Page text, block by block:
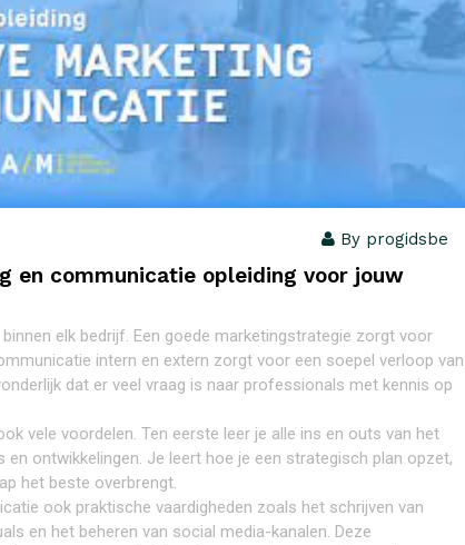
By progidsbe
en communicatie opleiding voor jouw
elk bedrijf. Een goede marketingstrategie zorgt voor
intern en extern zorgt voor een soepel verloop van
dat er veel vraag is naar professionals met kennis op
vele voordelen. Ten eerste leer je alle ins en outs van het
ontwikkelingen. Je leert hoe je een strategisch plan opzet,
het beste overbrengt.
ook praktische vaardigheden zoals het schrijven van
en het beheren van social media-kanalen. Deze